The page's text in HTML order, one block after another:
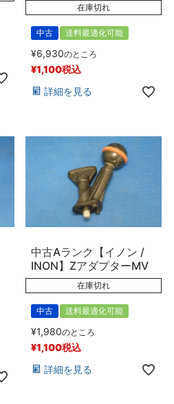
在庫切れ
中古 送料最適化可能
¥6,930のところ
¥1,100税込
詳細を見る
中古Aランク【イノン /
INON】ZアダプターMV
在庫切れ
中古 送料最適化可能
¥1,980のところ
¥1,100税込
詳細を見る